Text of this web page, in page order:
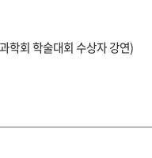
학회학술대회 수상자 강연)